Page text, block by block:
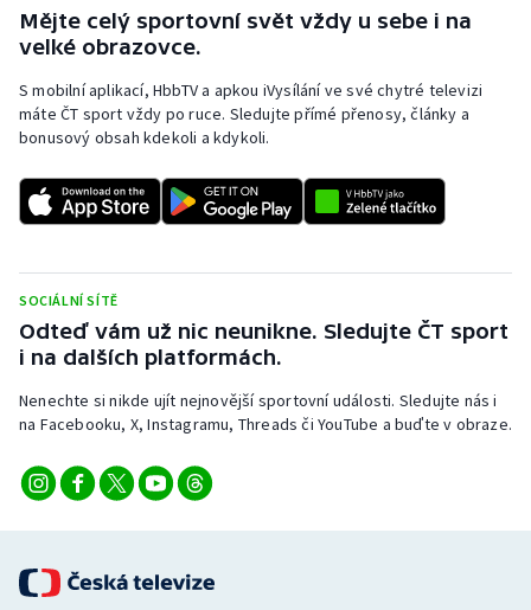
Mějte celý sportovní svět vždy u sebe i na
velké obrazovce.
S mobilní aplikací, HbbTV a apkou iVysílání ve své chytré televizi
máte ČT sport vždy po ruce. Sledujte přímé přenosy, články a
bonusový obsah kdekoli a kdykoli.
SOCIÁLNÍ SÍTĚ
Odteď vám už nic neunikne. Sledujte ČT sport
i na dalších platformách.
Nenechte si nikde ujít nejnovější sportovní události. Sledujte nás i
na Facebooku, X, Instagramu, Threads či YouTube a buďte v obraze.